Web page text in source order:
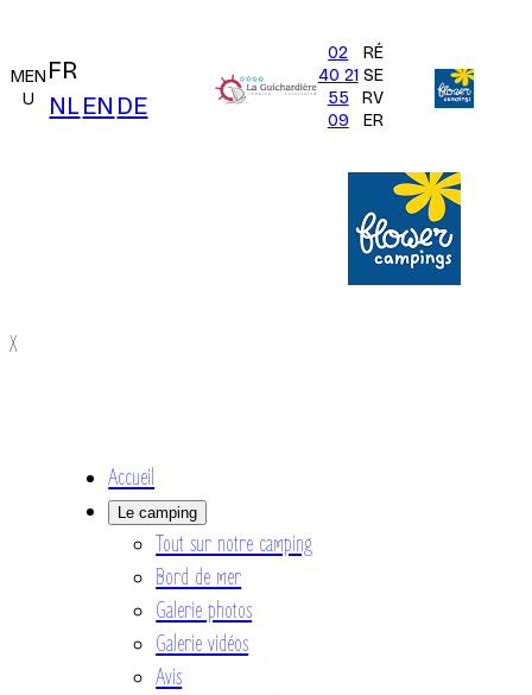
MEN
U
FR
NL EN DE
02
40 21
55
09
RÉ
SE
RV
ER
X
Accueil
Le camping
Tout sur notre camping
Bord de mer
Galerie photos
Galerie vidéos
Avis